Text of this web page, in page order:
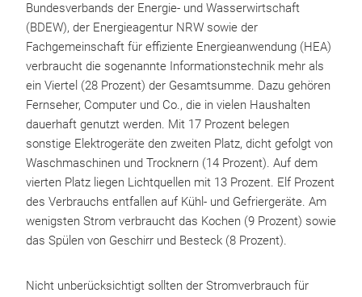
Bundesverbands der Energie- und Wasserwirtschaft
(BDEW), der Energieagentur NRW sowie der
Fachgemeinschaft für effiziente Energieanwendung (HEA)
verbraucht die sogenannte Informationstechnik mehr als
ein Viertel (28 Prozent) der Gesamtsumme. Dazu gehören
Fernseher, Computer und Co., die in vielen Haushalten
dauerhaft genutzt werden. Mit 17 Prozent belegen
sonstige Elektrogeräte den zweiten Platz, dicht gefolgt von
Waschmaschinen und Trocknern (14 Prozent). Auf dem
vierten Platz liegen Lichtquellen mit 13 Prozent. Elf Prozent
des Verbrauchs entfallen auf Kühl- und Gefriergeräte. Am
wenigsten Strom verbraucht das Kochen (9 Prozent) sowie
das Spülen von Geschirr und Besteck (8 Prozent).
Nicht unberücksichtigt sollten der Stromverbrauch für